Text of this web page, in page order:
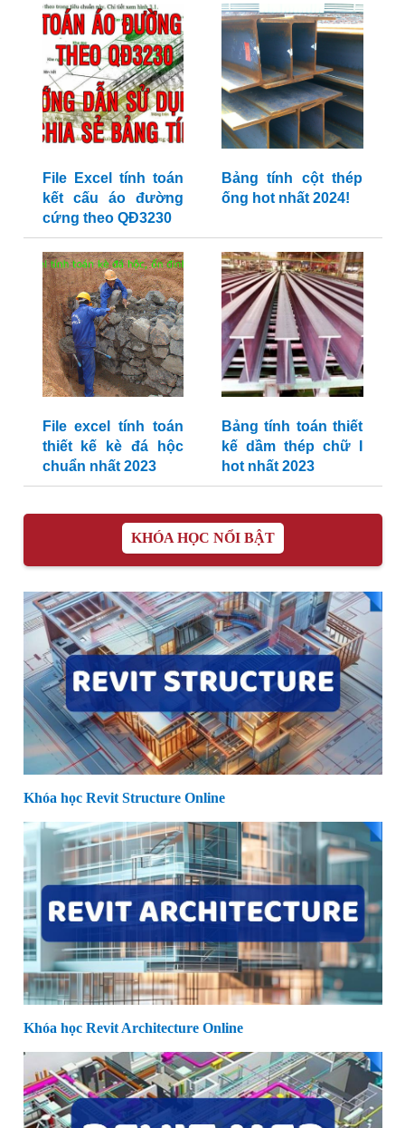
File Excel tính toán
kết cấu áo đường
cứng theo QĐ3230
Bảng tính cột thép
ống hot nhất 2024!
File excel tính toán
thiết kế kè đá hộc
chuẩn nhất 2023
Bảng tính toán thiết
kế dầm thép chữ I
hot nhất 2023
KHÓA HỌC NỔI BẬT
Khóa học Revit Structure Online
Khóa học Revit Architecture Online